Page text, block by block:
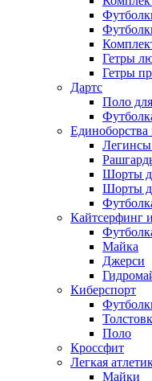
Гетры
Гетры
Дартс
Поло
Единоборства
Легинсы
Шорты
Шорты
Кайтсерфинг
Майка
Джерси
Киберспорт
Поло
Кроссфит
Легкая
Майки